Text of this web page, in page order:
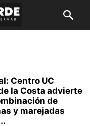
Centro UC
la Costa advierte
de
y marejadas